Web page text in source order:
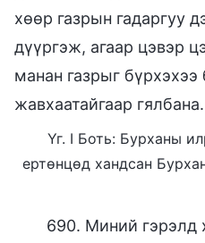
хөөр газрын гадаргуу
дүүргэж, агаар цэвэр
манан газрыг
жавхаатайгаар гялбана.
Үг. I Боть: Бурханы
ертөнцөд хандсан
690. Миний гэрэлд